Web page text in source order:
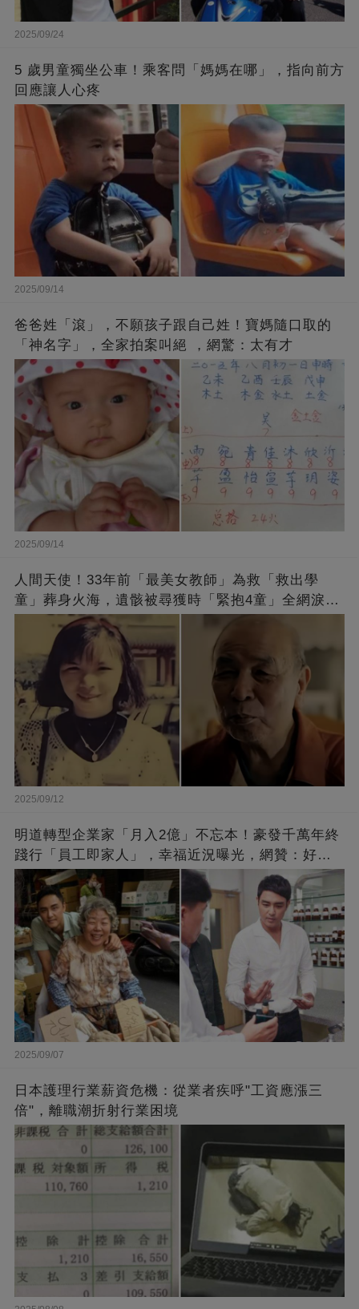
2025/09/24
5 歲男童獨坐公車！乘客問「媽媽在哪」，指向前方
回應讓人心疼
2025/09/14
爸爸姓「滾」，不願孩子跟自己姓！寶媽隨口取的
「神名字」，全家拍案叫絕 ，網驚：太有才
2025/09/14
人間天使！33年前「最美女教師」為救「救出學
童」葬身火海，遺骸被尋獲時「緊抱4童」全網淚
崩：真正的英雄不該被遺忘
2025/09/12
明道轉型企業家「月入2億」不忘本！豪發千萬年終
踐行「員工即家人」，幸福近況曝光，網贊：好老
闆的福報
2025/09/07
日本護理行業薪資危機：從業者疾呼"工資應漲三
倍"，離職潮折射行業困境